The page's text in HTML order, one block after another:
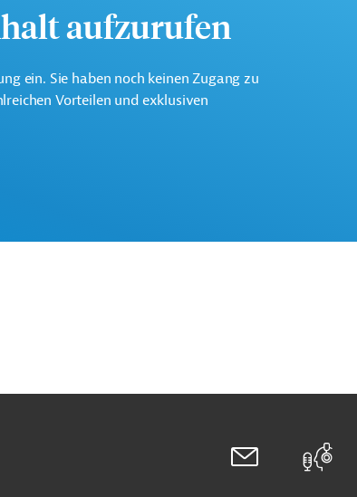
aufzurufen
ein. Sie haben noch keinen Zugang zu
Vorteilen und exklusiven